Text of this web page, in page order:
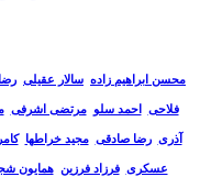
محسن ابراهیم زاده سالار عقیلی
فلاحی احمد سلو مرتضی اشرفی
آذری رضا صادقی مجید خراطها
عسکری فرزاد فرزین همایون